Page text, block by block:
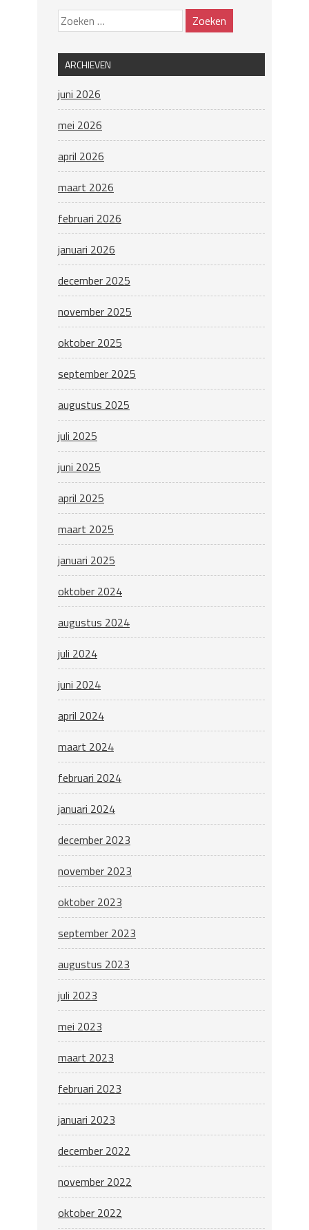
ARCHIEVEN
juni 2026
mei 2026
april 2026
maart 2026
februari 2026
januari 2026
december 2025
november 2025
oktober 2025
september 2025
augustus 2025
juli 2025
juni 2025
april 2025
maart 2025
januari 2025
oktober 2024
augustus 2024
juli 2024
juni 2024
april 2024
maart 2024
februari 2024
januari 2024
december 2023
november 2023
oktober 2023
september 2023
augustus 2023
juli 2023
mei 2023
maart 2023
februari 2023
januari 2023
december 2022
november 2022
oktober 2022